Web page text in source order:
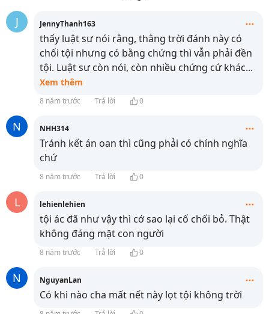
J JennyThanh163
thấy luật sư nói rằng, thằng trời đánh này có
chối tội nhưng có bằng chứng thì vẫn phải đền
tội. Luật sư còn nói, còn nhiều chứng cứ khác...
Xem thêm
8 năm trước Trả lời 0
N NHH314
Tránh kết án oan thì cũng phải có chính nghĩa
chứ
8 năm trước Trả lời 0
L lehienlehien
tội ác đã như vậy thì cớ sao lại cố chối bỏ. Thật
không đáng mặt con người
8 năm trước Trả lời 0
N NguyanLan
Có khi nào cha mất nết này lọt tội không trời